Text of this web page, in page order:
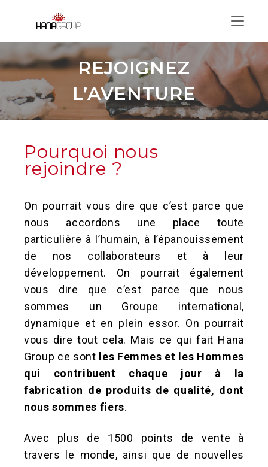
Menu
REJOIGNEZ
L’AVENTURE
Pourquoi nous
rejoindre ?
On pourrait vous dire que c’est parce que
nous accordons une place toute
particulière à l’humain, à l’épanouissement
de nos collaborateurs et à leur
développement. On pourrait également
vous dire que c’est parce que nous
sommes un Groupe international,
dynamique et en plein essor. On pourrait
vous dire tout cela. Mais ce qui fait Hana
Group ce sont les Femmes et les Hommes
qui contribuent chaque jour à la
fabrication de produits de qualité, dont
nous sommes fiers.
Avec plus de 1500 points de vente à
travers le monde, ainsi que de nouvelles